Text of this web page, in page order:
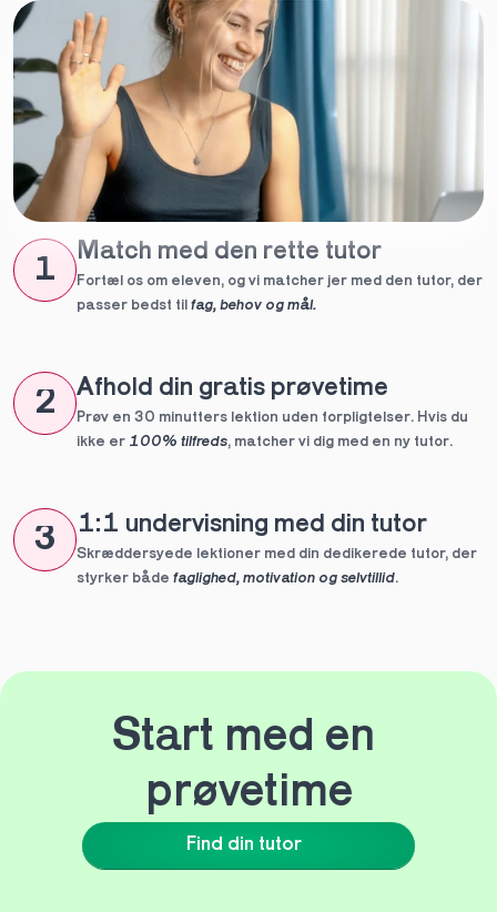
1
Match med den rette tutor
Fortæl os om eleven, og vi matcher jer med den tutor, der
passer bedst til fag, behov og mål.
2 Afhold din gratis prøvetime
Prøv en 30 minutters lektion uden forpligtelser. Hvis du
ikke er 100% tilfreds, matcher vi dig med en ny tutor.
3 1:1 undervisning med din tutor
Skræddersyede lektioner med din dedikerede tutor, der
styrker både faglighed, motivation og selvtillid.
Find din tutor
Start med en
prøvetime